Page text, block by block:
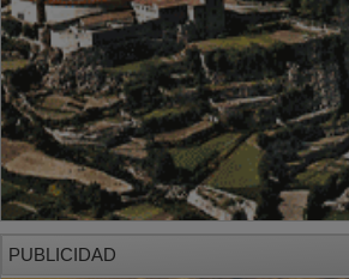
PUBLICIDAD